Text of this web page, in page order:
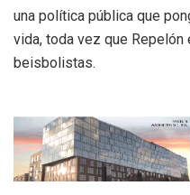
una política pública que
vida, toda vez que Repelón
beisbolistas.